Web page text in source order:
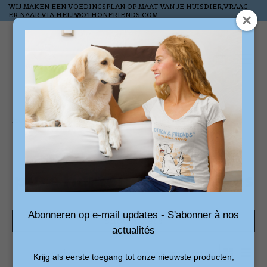
WIJ MAKEN EEN VOEDINGSPLAN OP MAAT VAN JE HUISDIER,VRAAG
ER NAAR VIA HELP@OTHONFRIENDS.COM
Wish List
Home / Tags pure hertenvleesblokjes
Products tagged with
pure hertenvleesblokjes
Show filters
1 products Sort by Newest products
Abonneren op e-mail updates - S'abonner à nos
actualités
Krijg als eerste toegang tot onze nieuwste producten,